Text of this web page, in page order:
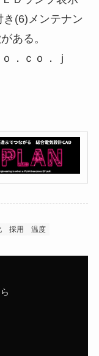
(6)メンテナン
ある。
．ｃｏ．ｊ
採用 温度